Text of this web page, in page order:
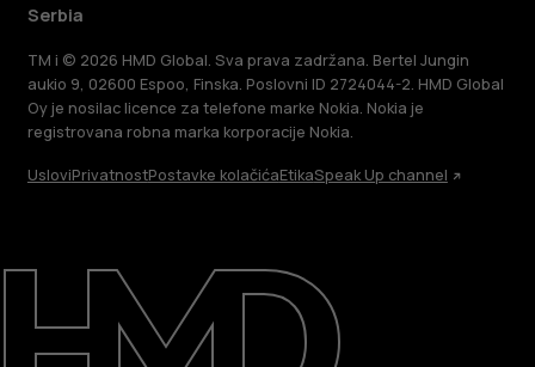
O kompaniji
Podrška
Serbia
TM i © 2026 HMD Global. Sva prava zadržana. Bertel Jungin
aukio 9, 02600 Espoo, Finska. Poslovni ID 2724044-2. HMD Global
Oy je nosilac licence za telefone marke Nokia. Nokia je
registrovana robna marka korporacije Nokia.
UsloviPrivatnostPostavke kolačićaEtikaSpeak Up channel